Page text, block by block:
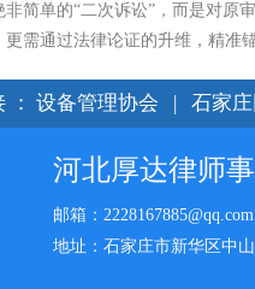
简单的“二次诉讼”，而是对原
更需通过法律论证的升维，精准
： 设备管理协会 | 石家
河北厚达律师
邮箱：2228167885@qq.com
地址：石家庄市新华区中